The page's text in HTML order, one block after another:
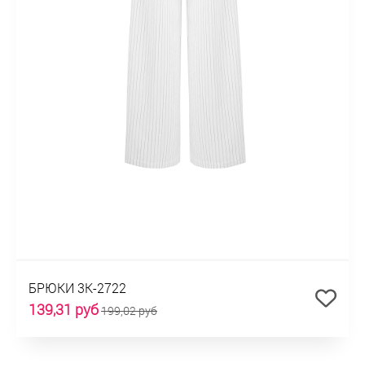
БРЮКИ 3К-2722
139,31 руб199,02 руб